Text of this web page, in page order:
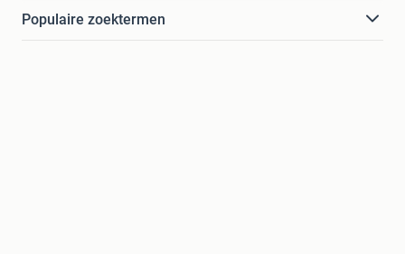
Populaire zoektermen